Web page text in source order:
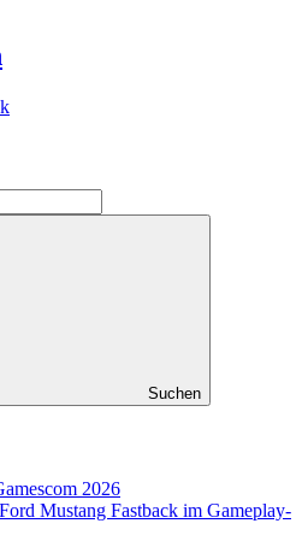
Suchen
2026
Mustang Fastback im Gameplay-